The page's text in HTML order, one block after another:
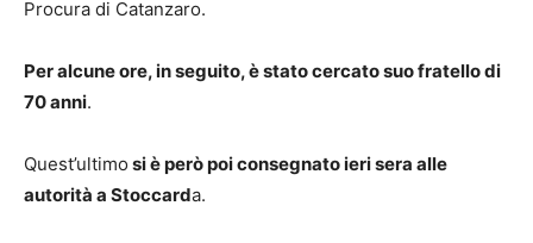
Procura di Catanzaro.
Per alcune ore, in seguito, è stato cercato suo fratello di
70 anni.
Quest’ultimo si è però poi consegnato ieri sera alle
autorità a Stoccarda.